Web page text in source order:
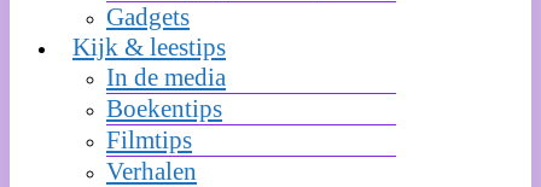
Gadgets
Kijk & leestips
In de media
Boekentips
Filmtips
Verhalen